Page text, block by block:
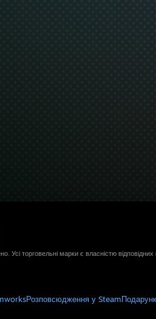
торговельні марки є власністю
Розповсюдження у Steam